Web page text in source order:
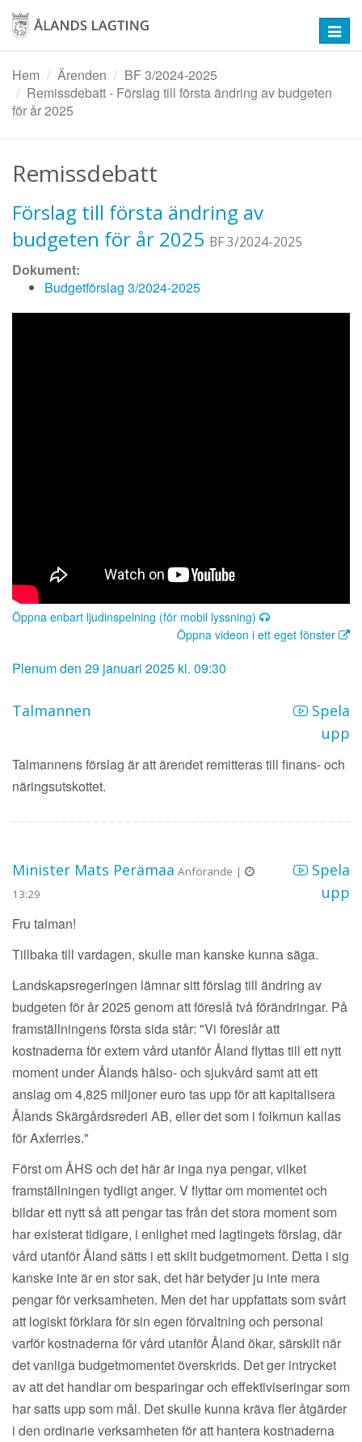
Hoppa
huvudinnehåll
Hem
Ärenden
BF 3/2024-2025
Remissdebatt - Förslag till första ändring av budgeten
för år 2025
Remissdebatt
Förslag till första ändring av
budgeten för år 2025 BF 3/2024-2025
Dokument:
Budgetförslag 3/2024-2025
Öppna enbart ljudinspelning (för mobil lyssning)
Öppna videon i ett eget fönster
Plenum den 29 januari 2025 kl. 09:30
Talmannen
Spela
upp
Talmannens förslag är att ärendet remitteras till finans- och
näringsutskottet.
Minister Mats Perämaa Anförande |
13:29
Spela
upp
Fru talman!
Tillbaka till vardagen, skulle man kanske kunna säga.
Landskapsregeringen lämnar sitt förslag till ändring av
budgeten för år 2025 genom att föreslå två förändringar. På
framställningens första sida står: "Vi föreslår att
kostnaderna för extern vård utanför Åland flyttas till ett nytt
moment under Ålands hälso- och sjukvård samt att ett
anslag om 4,825 miljoner euro tas upp för att kapitalisera
Ålands Skärgårdsrederi AB, eller det som i folkmun kallas
för Axferries."
Först om ÅHS och det här är inga nya pengar, vilket
framställningen tydligt anger. V flyttar om momentet och
bildar ett nytt så att pengar tas från det stora moment som
har existerat tidigare, i enlighet med lagtingets förslag, där
vård utanför Åland sätts i ett skilt budgetmoment. Detta i sig
kanske inte är en stor sak, det här betyder ju inte mera
pengar för verksamheten. Men det har uppfattats som svårt
att logiskt förklara för sin egen förvaltning och personal
varför kostnaderna för vård utanför Åland ökar, särskilt när
det vanliga budgetmomentet överskrids. Det ger intrycket
av att det handlar om besparingar och effektiviseringar som
har satts upp som mål. Det skulle kunna kräva fler åtgärder
i den ordinarie verksamheten för att hantera kostnaderna